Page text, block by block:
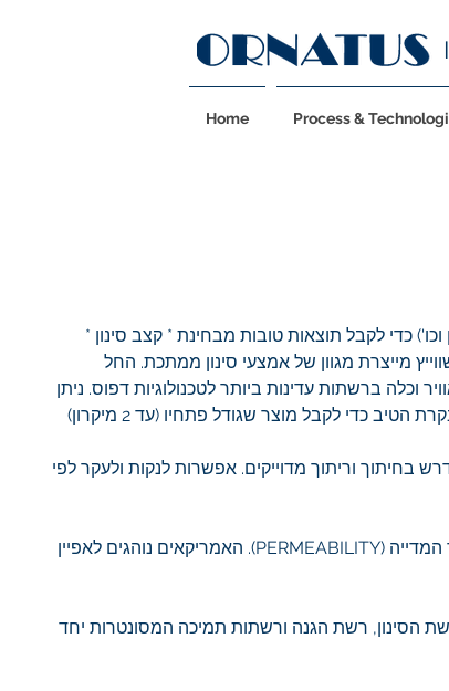
Home Process &
כדי לקבל תוצאות טובות מבחינת * קצב סינון *
מייצרת מגוון של אמצעי סינון ממתכת. החל
וכלה ברשתות עדינות ביותר לטכנולוגיות דפוס. ניתן
לקבל רשתות מנירוסטה 316, 904, הסטלוי ועוד. יש חשיבות רבה לאיכות הייצור ובקרת הטיב כדי לקבל מוצר שגודל פתחיו (עד 2 מיקרון)
בחיתוך וריתוך מדוייקים. אפשרות לנקות ולעקר לפי
נהוג להגדיר מדיית סינון לפי גודל החורים במיקרון, וביכולת מעבר האוויר/נוזל דרך המדייה (PERMEABILITY). האמריקאים נוהגים לאפיין
רב-שכבתית (3-5 שכבות) הכוללת את רשת הסינון, רשת הגנה ורשתות תמיכה המסונטרות יחד